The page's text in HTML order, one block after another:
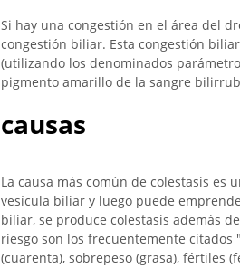
Si hay una congestión en el área del
congestión biliar. Esta congestión
(utilizando los denominados
pigmento amarillo de la sangre
causas
La causa más común de colestasis es
vesícula biliar y luego puede
biliar, se produce colestasis además
riesgo son los frecuentemente citados
(cuarenta), sobrepeso (grasa), fértiles